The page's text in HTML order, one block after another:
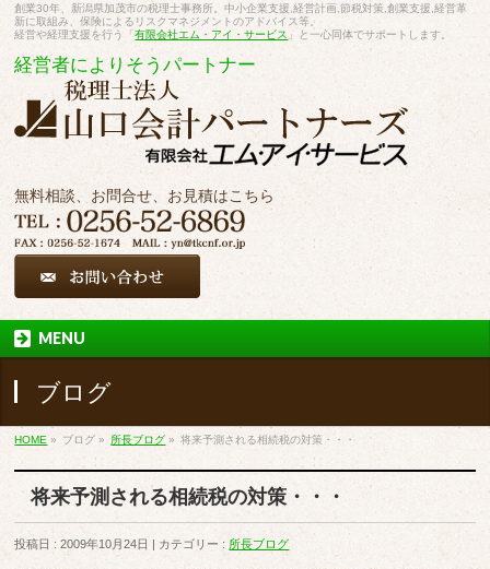
創業30年、新潟県加茂市の税理士事務所。中小企業支援,経営計画,節税対策,創業支援,経営革
新に取組み、保険によるリスクマネジメントのアドバイス等。
経営や経理支援を行う「有限会社エム・アイ・サービス 」と一心同体でサポートします。
経営者によりそうパートナー
無料相談、お問合せ、お見積はこちら
MENU
ブログ
HOME » ブログ » 所長ブログ » 将来予測される相続税の対策・・・
将来予測される相続税の対策・・・
投稿日 : 2009年10月24日 カテゴリー : 所長ブログ